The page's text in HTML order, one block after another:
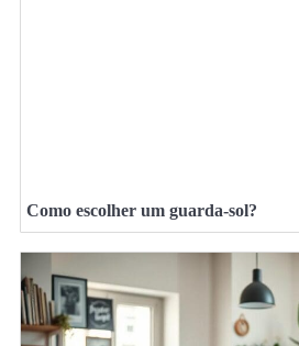
Como escolher um guarda-sol?